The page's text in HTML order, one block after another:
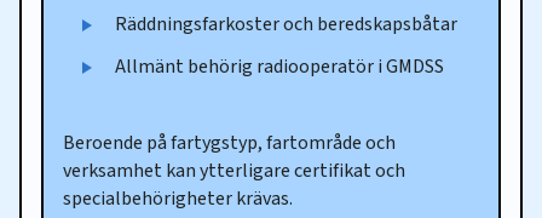
Räddningsfarkoster och beredskapsbåtar
Allmänt behörig radiooperatör i GMDSS
Beroende på fartygstyp, fartområde och
verksamhet kan ytterligare certifikat och
specialbehörigheter krävas.